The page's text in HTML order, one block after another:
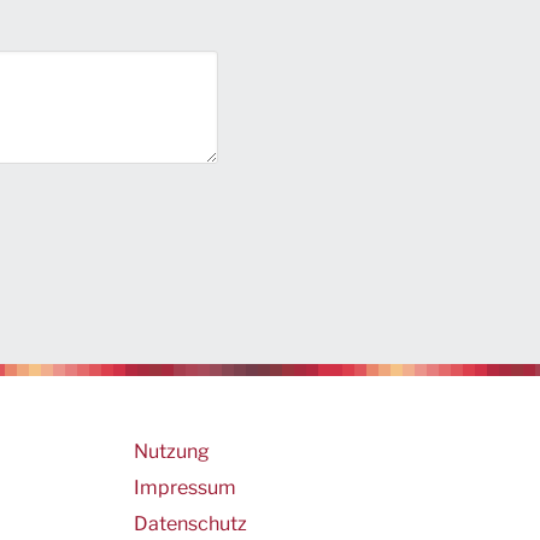
Footer
Nutzung
Impressum
Datenschutz